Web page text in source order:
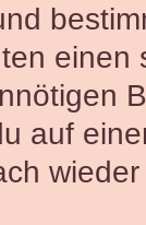
auf